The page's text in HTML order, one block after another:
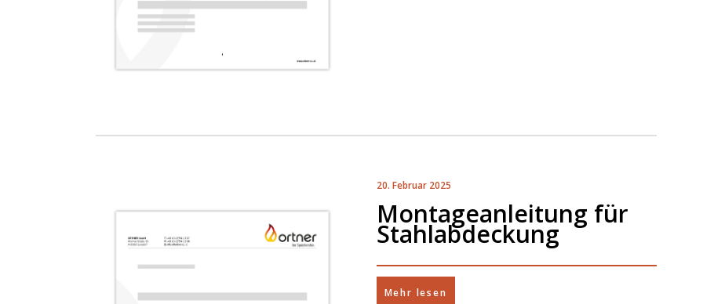
20. Februar 2025
Montageanleitung für
Stahlabdeckung
Mehr lesen